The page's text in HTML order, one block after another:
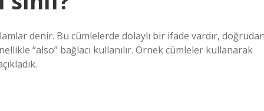
denir. Bu cümlelerde dolaylı bir ifade vardır,
“also” bağlacı kullanılır. Örnek cümleler kullanarak